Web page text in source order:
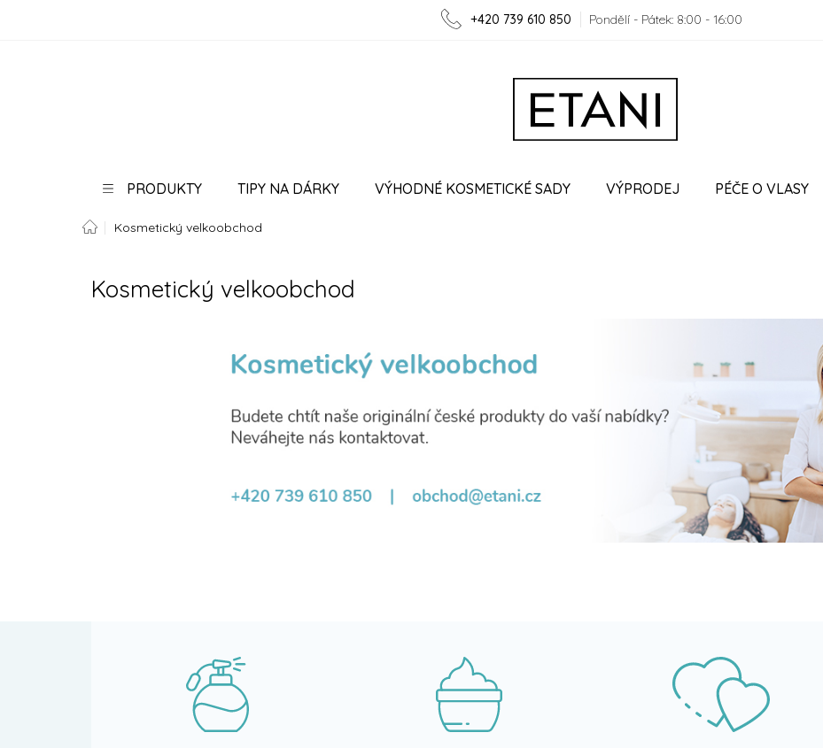
+420 739 610 850 Pondělí - Pátek: 8:00 - 16:00
PRODUKTY TIPY NA DÁRKY VÝHODNÉ KOSMETICKÉ SADY VÝPRODEJ PÉČE O VLASY
PORADNA
DomůKosmetický velkoobchod
Kosmetický velkoobchod